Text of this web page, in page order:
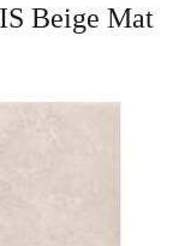
Beige Mat